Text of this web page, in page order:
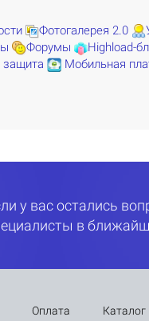
Фотогалерея 2.0
Форумы Highload-
защита Мобильная
у вас остались
в
Оплата Каталог